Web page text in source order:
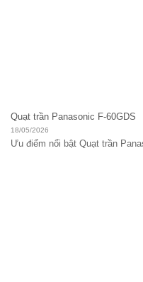
Quạt trần Panasonic F-60GDS
18/05/2026
Ưu điểm nổi bật Quạt trần